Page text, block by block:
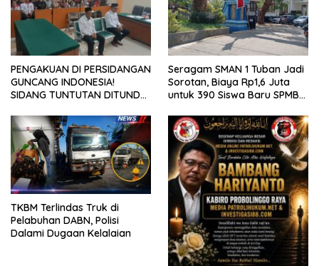
PENGAKUAN DI PERSIDANGAN
GUNCANG INDONESIA!
SIDANG TUNTUTAN DITUNDA,
MENGAMUK DI PN MALANG
Seragam SMAN 1 Tuban Jadi
Sorotan, Biaya Rp1,6 Juta
untuk 390 Siswa Baru SPMB
TKBM Terlindas Truk di
Pelabuhan DABN, Polisi
Dalami Dugaan Kelalaian